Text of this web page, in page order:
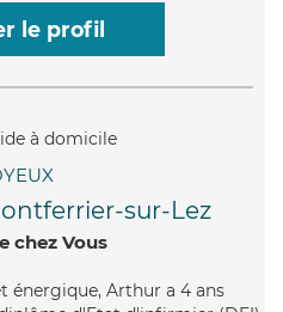
le profil
sur-Lez
chez Vous
énergique, Arthur a 4 ans